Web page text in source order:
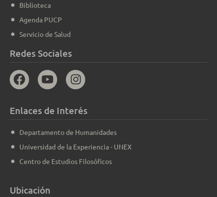
Biblioteca
Agenda PUCP
Servicio de Salud
Redes Sociales
Enlaces de Interés
Departamento de Humanidades
Universidad de la Experiencia - UNEX
Centro de Estudios Filosóficos
Ubicación